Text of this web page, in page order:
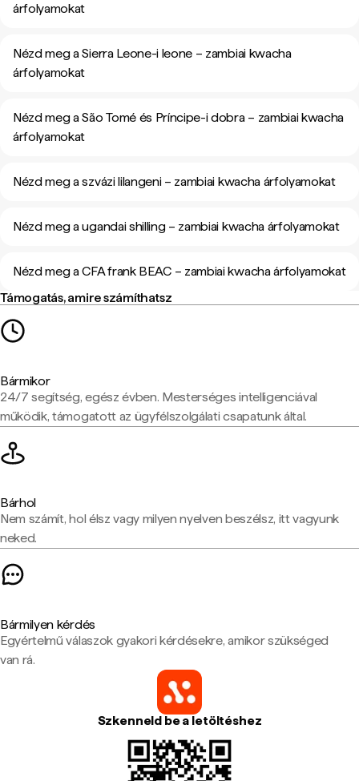
árfolyamokat
Nézd meg a Sierra Leone-i leone – zambiai kwacha
árfolyamokat
Nézd meg a São Tomé és Príncipe-i dobra – zambiai kwacha
árfolyamokat
Nézd meg a szvázi lilangeni – zambiai kwacha árfolyamokat
Nézd meg a ugandai shilling – zambiai kwacha árfolyamokat
Nézd meg a CFA frank BEAC – zambiai kwacha árfolyamokat
Támogatás, amire számíthatsz
Bármikor
24/7 segítség, egész évben. Mesterséges intelligenciával
működik, támogatott az ügyfélszolgálati csapatunk által.
Bárhol
Nem számít, hol élsz vagy milyen nyelven beszélsz, itt vagyunk
neked.
Bármilyen kérdés
Egyértelmű válaszok gyakori kérdésekre, amikor szükséged
van rá.
Szkenneld be a letöltéshez